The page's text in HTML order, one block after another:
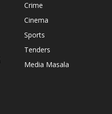
Crime
Cinema
Sports
Tenders
Media Masala